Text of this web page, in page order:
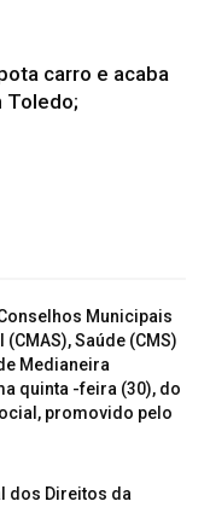
carro e acaba
Toledo;
Municipais
Saúde (CMS)
Medianeira
quinta -feira (30), do
promovido pelo
dos Direitos da